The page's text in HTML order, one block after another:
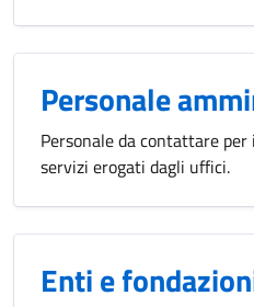
Personale
Personale da contattare
servizi erogati dagli uffici.
Enti e